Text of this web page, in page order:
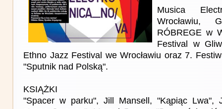
Musica
Wrocławiu,
RÓBREGE w
Festival w
Ethno Jazz Festival we Wrocławiu oraz 7.
"Sputnik nad Polską".
KSIĄŻKI
"Spacer w parku", Jill Mansell, "Kąpiąc Lwa",